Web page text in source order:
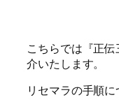
こちらでは『正
介いたします。
リセマラの手順